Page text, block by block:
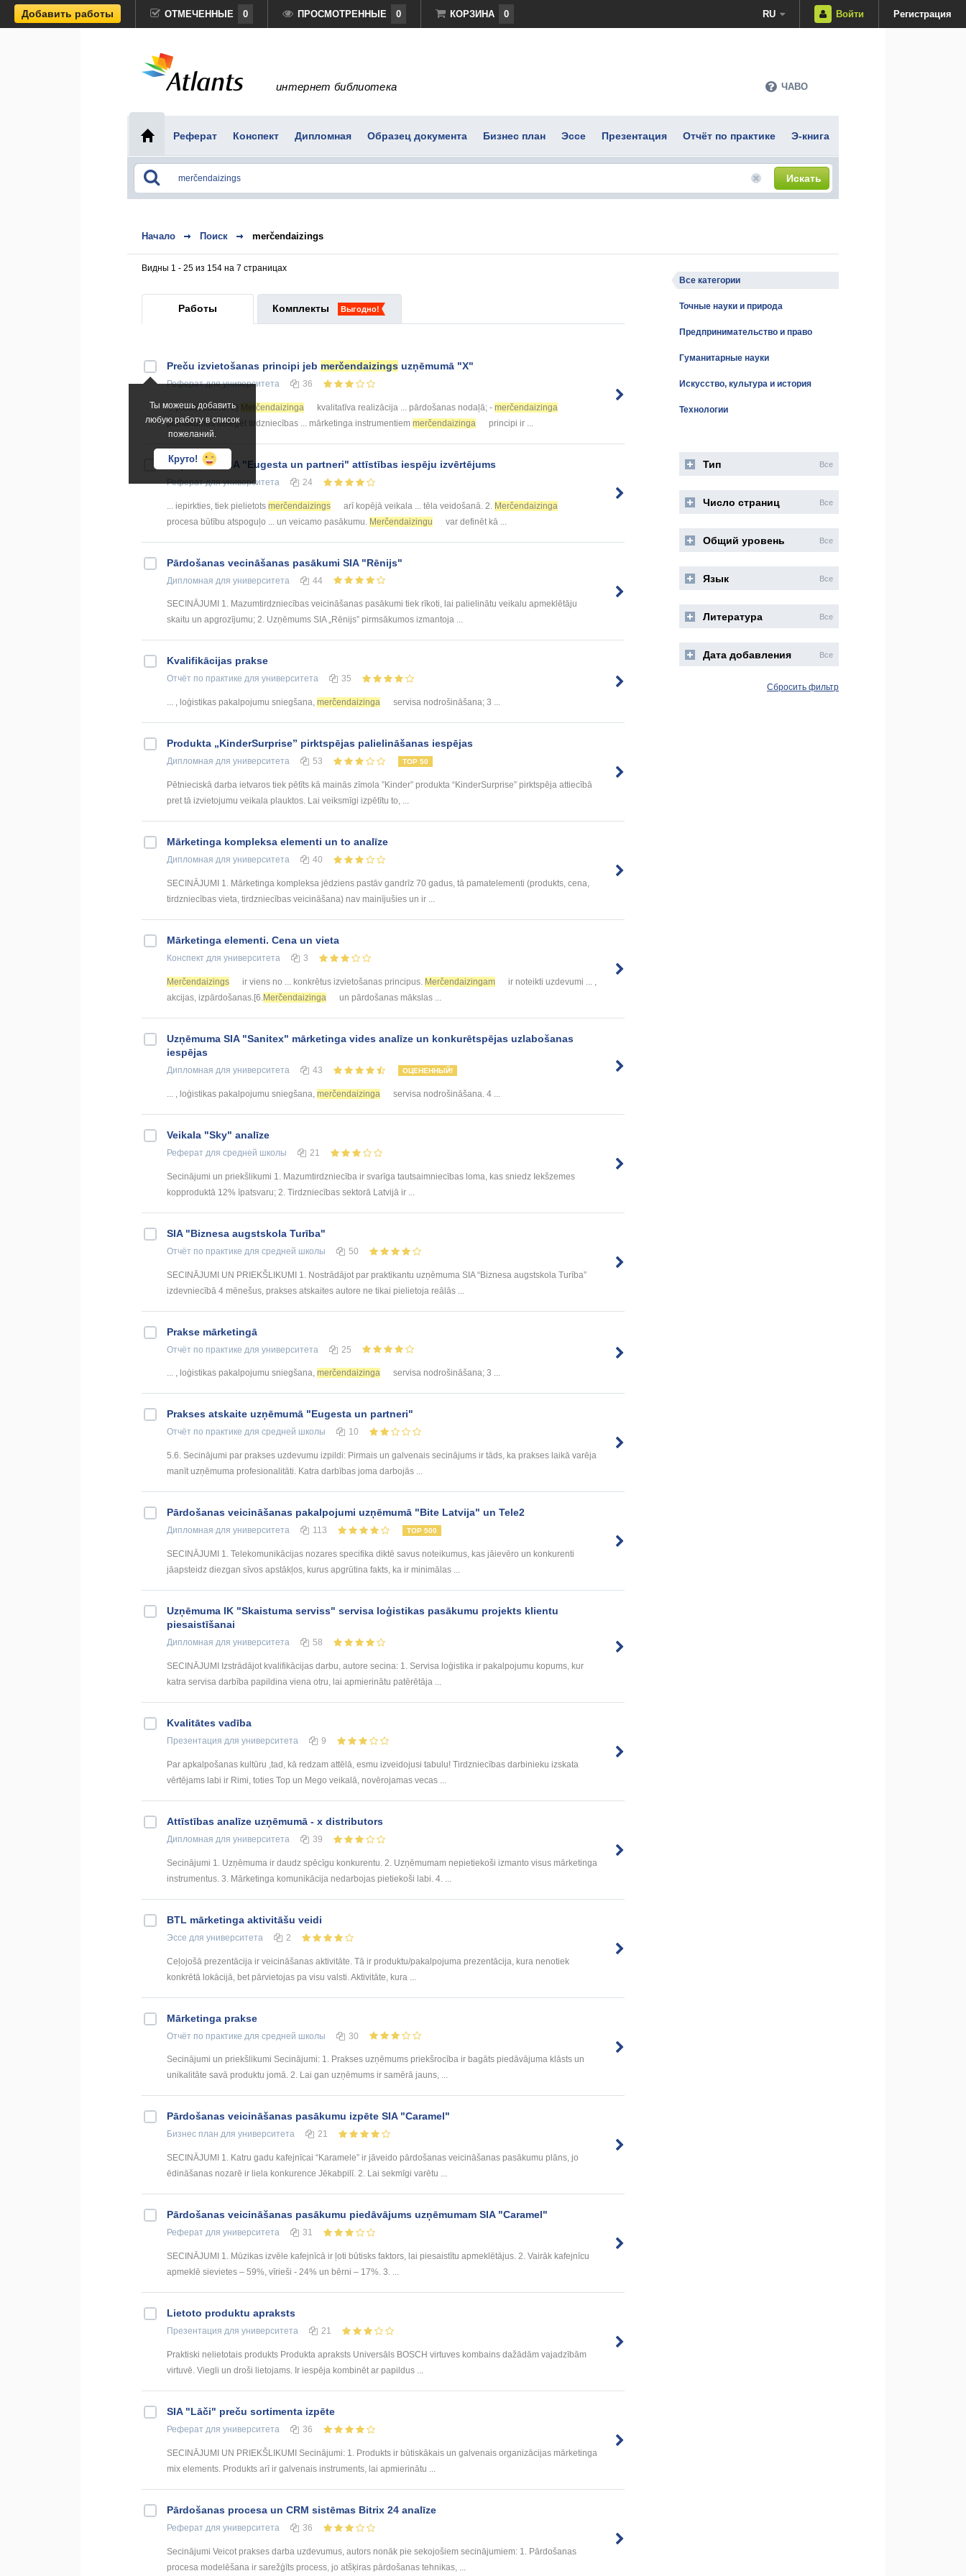
Добавить работы ОТМЕЧЕННЫЕ 0 ПРОСМОТРЕННЫЕ 0 КОРЗИНА 0 RU Войти Регистрация
интернет библиотека ЧАВО
Реферат Конспект Дипломная Образец документа Бизнес план Эссе Презентация Отчёт по практике Э-книга
Искать
Начало Поиск merčendaizings
Видны 1 - 25 из 154 на 7 страницах
Работы Комплекты Выгодно!
Ты можешь добавить
любую работу в список
пожеланий.
Круто!
Preču izvietošanas principi jeb merčendaizings uzņēmumā "X"
Рефератдля университета 36
... piedāvāšanu. 5) Merčendaizinga kvalitatīva realizācija ... pārdošanas nodaļā; - merčendaizinga
pienākumus deleģēt tirdzniecības ... mārketinga instrumentiem merčendaizinga principi ir ...
Uzņēmuma SIA "Eugesta un partneri" attīstības iespēju izvērtējums
Рефератдля университета 24
... iepirkties, tiek pielietots merčendaizings arī kopējā veikala ... tēla veidošanā. 2. Merčendaizinga
procesa būtību atspoguļo ... un veicamo pasākumu. Merčendaizingu var definēt kā ...
Pārdošanas vecināšanas pasākumi SIA "Rēnijs"
Дипломная для университета 44
SECINĀJUMI 1. Mazumtirdzniecības veicināšanas pasākumi tiek rīkoti, lai palielinātu veikalu apmeklētāju
skaitu un apgrozījumu; 2. Uzņēmums SIA „Rēnijs” pirmsākumos izmantoja ...
Kvalifikācijas prakse
Отчёт по практике для университета 35
... , loģistikas pakalpojumu sniegšana, merčendaizinga servisa nodrošināšana; 3 ...
Produkta „KinderSurprise” pirktspējas palielināšanas iespējas
Дипломная для университета 53 TOP 50
Pētnieciskā darba ietvaros tiek pētīts kā mainās zīmola ”Kinder” produkta “KinderSurprise” pirktspēja attiecībā
pret tā izvietojumu veikala plauktos. Lai veiksmīgi izpētītu to, ...
Mārketinga kompleksa elementi un to analīze
Дипломная для университета 40
SECINĀJUMI 1. Mārketinga kompleksa jēdziens pastāv gandrīz 70 gadus, tā pamatelementi (produkts, cena,
tirdzniecības vieta, tirdzniecības veicināšana) nav mainījušies un ir ...
Mārketinga elementi. Cena un vieta
Конспект для университета 3
Merčendaizings ir viens no ... konkrētus izvietošanas principus. Merčendaizingam
ir noteikti uzdevumi ... ,
akcijas, izpārdošanas.[6.Merčendaizinga un pārdošanas mākslas ...
Uzņēmuma SIA "Sanitex" mārketinga vides analīze un konkurētspējas uzlabošanas
iespējas
Дипломная для университета 43 ОЦЕНЕННЫЙ!
... , loģistikas pakalpojumu sniegšana, merčendaizinga servisa nodrošināšana. 4 ...
Veikala "Sky" analīze
Реферат для средней школы 21
Secinājumi un priekšlikumi 1. Mazumtirdzniecība ir svarīga tautsaimniecības loma, kas sniedz Iekšzemes
kopproduktā 12% īpatsvaru; 2. Tirdzniecības sektorā Latvijā ir ...
SIA "Biznesa augstskola Turība"
Отчёт по практике для средней школы 50
SECINĀJUMI UN PRIEKŠLIKUMI 1. Nostrādājot par praktikantu uzņēmuma SIA “Biznesa augstskola Turība”
izdevniecībā 4 mēnešus, prakses atskaites autore ne tikai pielietoja reālās ...
Prakse mārketingā
Отчёт по практике для университета 25
... , loģistikas pakalpojumu sniegšana, merčendaizinga servisa nodrošināšana; 3 ...
Prakses atskaite uzņēmumā "Eugesta un partneri"
Отчёт по практике для средней школы 10
5.6. Secinājumi par prakses uzdevumu izpildi: Pirmais un galvenais secinājums ir tāds, ka prakses laikā varēja
manīt uzņēmuma profesionalitāti. Katra darbības joma darbojās ...
Pārdošanas veicināšanas pakalpojumi uzņēmumā "Bite Latvija" un Tele2
Дипломная для университета 113 TOP 500
SECINĀJUMI 1. Telekomunikācijas nozares specifika diktē savus noteikumus, kas jāievēro un konkurenti
jāapsteidz diezgan sīvos apstākļos, kurus apgrūtina fakts, ka ir minimālas ...
Uzņēmuma IK "Skaistuma serviss" servisa loģistikas pasākumu projekts klientu
piesaistīšanai
Дипломная для университета 58
SECINĀJUMI Izstrādājot kvalifikācijas darbu, autore secina: 1. Servisa loģistika ir pakalpojumu kopums, kur
katra servisa darbība papildina viena otru, lai apmierinātu patērētāja ...
Kvalitātes vadība
Презентация для университета 9
Par apkalpošanas kultūru ,tad, kā redzam attēlā, esmu izveidojusi tabulu! Tirdzniecības darbinieku izskata
vērtējams labi ir Rimi, toties Top un Mego veikalā, novērojamas vecas ...
Attīstības analīze uzņēmumā - x distributors
Дипломная для университета 39
Secinājumi 1. Uzņēmuma ir daudz spēcīgu konkurentu. 2. Uzņēmumam nepietiekoši izmanto visus mārketinga
instrumentus. 3. Mārketinga komunikācija nedarbojas pietiekoši labi. 4. ...
BTL mārketinga aktivitāšu veidi
Эссе для университета 2
Ceļojošā prezentācija ir veicināšanas aktivitāte. Tā ir produktu/pakalpojuma prezentācija, kura nenotiek
konkrētā lokācijā, bet pārvietojas pa visu valsti. Aktivitāte, kura ...
Mārketinga prakse
Отчёт по практике для средней школы 30
Secinājumi un priekšlikumi Secinājumi: 1. Prakses uzņēmums priekšrocība ir bagāts piedāvājuma klāsts un
unikalitāte savā produktu jomā. 2. Lai gan uzņēmums ir samērā jauns, ...
Pārdošanas veicināšanas pasākumu izpēte SIA "Caramel"
Бизнес план для университета 21
SECINĀJUMI 1. Katru gadu kafejnīcai “Karamele” ir jāveido pārdošanas veicināšanas pasākumu plāns, jo
ēdināšanas nozarē ir liela konkurence Jēkabpilī. 2. Lai sekmīgi varētu ...
Pārdošanas veicināšanas pasākumu piedāvājums uzņēmumam SIA "Caramel"
Реферат для университета 31
SECINĀJUMI 1. Mūzikas izvēle kafejnīcā ir ļoti būtisks faktors, lai piesaistītu apmeklētājus. 2. Vairāk kafejnīcu
apmeklē sievietes – 59%, vīrieši - 24% un bērni – 17%. 3. ...
Lietoto produktu apraksts
Презентация для университета 21
Praktiski nelietotais produkts Produkta apraksts Universāls BOSCH virtuves kombains dažādām vajadzībām
virtuvē. Viegli un droši lietojams. Ir iespēja kombinēt ar papildus ...
SIA "Lāči" preču sortimenta izpēte
Реферат для университета 36
SECINĀJUMI UN PRIEKŠLIKUMI Secinājumi: 1. Produkts ir būtiskākais un galvenais organizācijas mārketinga
mix elements. Produkts arī ir galvenais instruments, lai apmierinātu ...
Pārdošanas procesa un CRM sistēmas Bitrix 24 analīze
Реферат для университета 36
Secinājumi Veicot prakses darba uzdevumus, autors nonāk pie sekojošiem secinājumiem: 1. Pārdošanas
procesa modelēšana ir sarežģīts process, jo atšķiras pārdošanas tehnikas, ...
Все категории
Точные науки и природа
Предпринимательство и право
Гуманитарные науки
Искусство, культура и история
Технологии
Тип Все
Число страниц Все
Общий уровень Все
Язык Все
Литература Все
Дата добавления Все
Сбросить фильтр